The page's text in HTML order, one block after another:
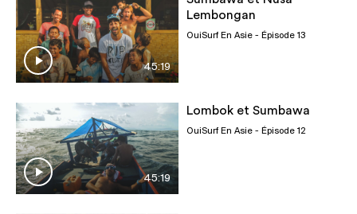
45:19
Lembongan
OuiSurf En Asie - Épisode 13
45:19
Lombok et Sumbawa
OuiSurf En Asie - Épisode 12